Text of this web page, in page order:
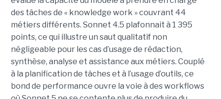
des tâches de « knowledge work » couvrant 44
métiers différents. Sonnet 4.5 plafonnait à 1 395
points, ce qui illustre un saut qualitatif non
négligeable pour les cas d’usage de rédaction,
synthèse, analyse et assistance aux métiers. Couplé
à la planification de tâches et à l’usage d’outils, ce
bond de performance ouvre la voie à des workflows